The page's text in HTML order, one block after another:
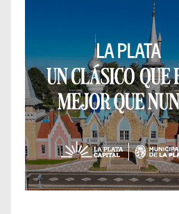
c
ó
n
d